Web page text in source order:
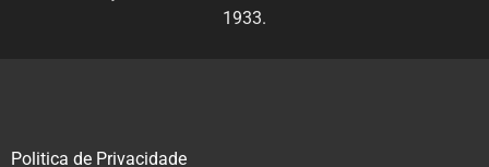
1933.
Politica de Privacidade